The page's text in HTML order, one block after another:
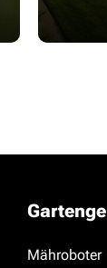
Mähroboter